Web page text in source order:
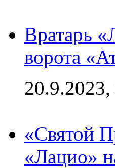
Вратарь
ворота
«Святой
«Лацио»